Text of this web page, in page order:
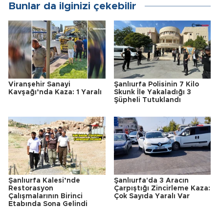
Bunlar da ilginizi çekebilir
Viranşehir Sanayi
Kavşağı’nda Kaza: 1 Yaralı
Şanlıurfa Polisinin 7 Kilo
Skunk İle Yakaladığı 3
Şüpheli Tutuklandı
Şanlıurfa Kalesi’nde
Restorasyon
Çalışmalarının Birinci
Etabında Sona Gelindi
Şanlıurfa'da 3 Aracın
Çarpıştığı Zincirleme Kaza:
Çok Sayıda Yaralı Var